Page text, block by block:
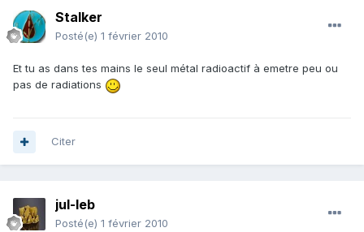
Stalker
Posté(e) 1 février 2010
Et tu as dans tes mains le seul métal radioactif à emetre peu ou
pas de radiations
Citer
jul-leb
Posté(e) 1 février 2010